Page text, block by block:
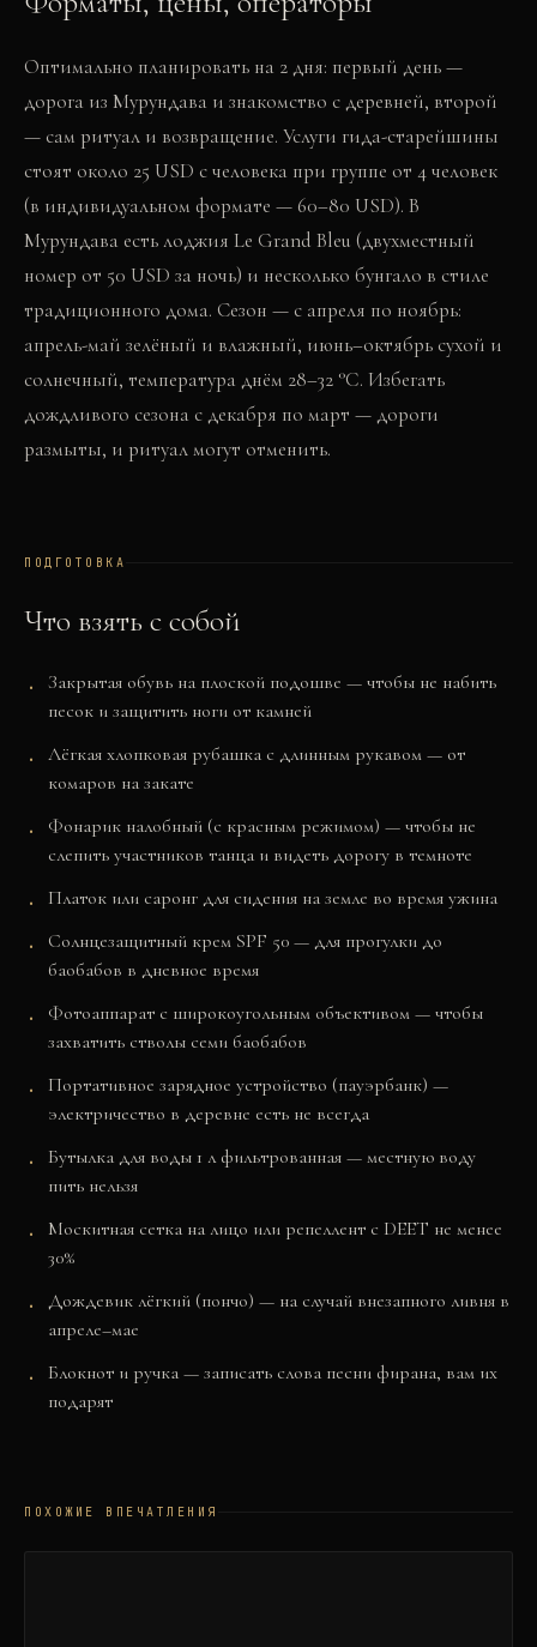
Оптимально планировать на 2 дня: первый день —
дорога из Мурундава и знакомство с деревней, второй
— сам ритуал и возвращение. Услуги гида-старейшины
стоят около 25 USD с человека при группе от 4 человек
(в индивидуальном формате — 60–80 USD). В
Мурундава есть лоджия Le Grand Bleu (двухместный
номер от 50 USD за ночь) и несколько бунгало в стиле
традиционного дома. Сезон — с апреля по ноябрь:
апрель-май зелёный и влажный, июнь–октябрь сухой и
солнечный, температура днём 28–32 °C. Избегать
дождливого сезона с декабря по март — дороги
размыты, и ритуал могут отменить.
ПОДГОТОВКА
Что взять с собой
Закрытая обувь на плоской подошве — чтобы не набить
песок и защитить ноги от камней
Лёгкая хлопковая рубашка с длинным рукавом — от
комаров на закате
Фонарик налобный (с красным режимом) — чтобы не
слепить участников танца и видеть дорогу в темноте
Платок или саронг для сидения на земле во время ужина
Солнцезащитный крем SPF 50 — для прогулки до
баобабов в дневное время
Фотоаппарат с широкоугольным объективом — чтобы
захватить стволы семи баобабов
Портативное зарядное устройство (пауэрбанк) —
электричество в деревне есть не всегда
Бутылка для воды 1 л фильтрованная — местную воду
пить нельзя
Москитная сетка на лицо или репеллент с DEET не менее
30%
Дождевик лёгкий (пончо) — на случай внезапного ливня в
апреле–мае
Блокнот и ручка — записать слова песни фирана, вам их
подарят
ПОХОЖИЕ ВПЕЧАТЛЕНИЯ